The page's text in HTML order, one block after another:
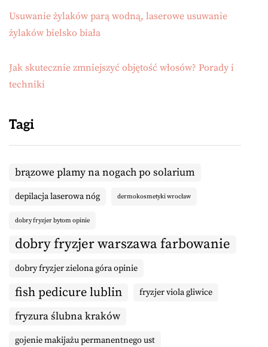
Usuwanie żylaków parą wodną, laserowe usuwanie
żylaków bielsko biała
Jak skutecznie zmniejszyć objętość włosów? Porady i
techniki
Tagi
brązowe plamy na nogach po solarium
depilacja laserowa nóg dermokosmetyki wrocław
dobry fryzjer bytom opinie
dobry fryzjer warszawa farbowanie
dobry fryzjer zielona góra opinie
fish pedicure lublin fryzjer viola gliwice
fryzura ślubna kraków
gojenie makijażu permanentnego ust